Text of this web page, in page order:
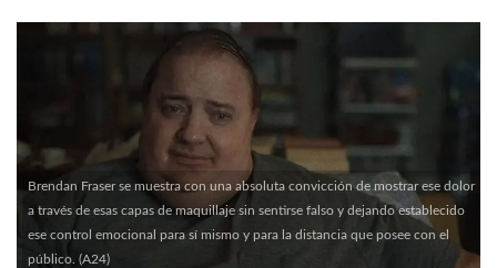
Brendan Fraser se muestra con una absoluta convicción de mostrar ese dolor
a través de esas capas de maquillaje sin sentirse falso y dejando establecido
ese control emocional para sí mismo y para la distancia que posee con el
público. (A24)